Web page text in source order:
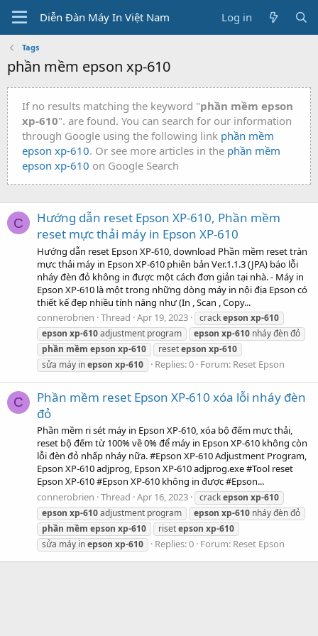
Diễn Đàn Máy In Việt Nam Log in
Tags
phần mềm epson xp-610
If no results matching the keyword "phần mềm epson
xp-610". are found. You can search for our information
through Google using the following link phần mềm
epson xp-610. Or see more articles in the phần mềm
epson xp-610 on Google Search
C
Hướng dẫn reset Epson XP-610, Phần mềm
reset mực thải máy in Epson XP-610
Hướng dẫn reset Epson XP-610, download Phần mềm reset tràn
mực thải máy in Epson XP-610 phiên bản Ver.1.1.3 (JPA) báo lỗi
nháy đèn đỏ không in được một cách đơn giản tại nhà. - Máy in
Epson XP-610 là một trong những dòng máy in nội địa Epson có
thiết kế đẹp nhiều tính năng như (In , Scan , Copy...
connerobrien Thread Apr 19, 2023 crackepson xp-610
epson xp-610adjustment program epson xp-610 nháy đèn đỏ
phần mềm epson xp-610 resetepson xp-610
sửa máy inepson xp-610 Replies: 0 Forum: Reset Epson
C
Phần mềm reset Epson XP-610 xóa lỗi nháy đèn
đỏ
Phần mềm ri sét máy in Epson XP-610, xóa bộ đếm mực thải,
reset bộ đếm từ 100% về 0% để máy in Epson XP-610 không còn
lỗi đèn đỏ nhấp nháy nữa. #Epson XP-610 Adjustment Program,
Epson XP-610 adjprog, Epson XP-610 adjprog.exe #Tool reset
Epson XP-610 #Epson XP-610 không in được #Epson...
connerobrien Thread Apr 16, 2023 crackepson xp-610
epson xp-610adjustment program epson xp-610 nháy đèn đỏ
phần mềm epson xp-610 risetepson xp-610
sửa máy inepson xp-610 Replies: 0 Forum: Reset Epson